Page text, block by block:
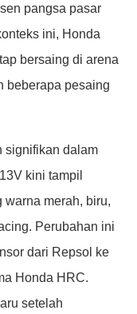
pangsa pasar
ini, Honda
bersaing di arena
beberapa pesaing
signifikan dalam
kini tampil
merah, biru,
Perubahan ini
dari Repsol ke
Honda HRC.
setelah